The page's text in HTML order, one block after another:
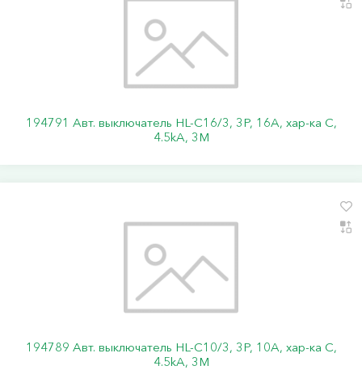
194791 Авт. выключатель HL-C16/3, 3P, 16A, хар-ка C,
4.5kA, 3M
194789 Авт. выключатель HL-C10/3, 3P, 10A, хар-ка C,
4.5kA, 3M